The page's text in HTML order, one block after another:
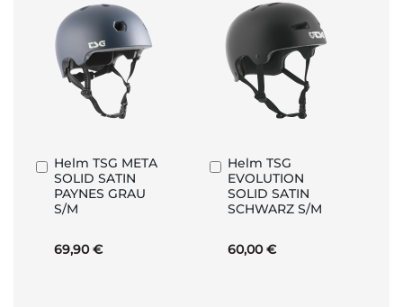
Helm TSG META
SOLID SATIN
PAYNES GRAU
S/M
69,90 €
In
den
Warenkorb
Helm TSG
EVOLUTION
SOLID SATIN
SCHWARZ S/M
60,00 €
In
den
Warenkorb